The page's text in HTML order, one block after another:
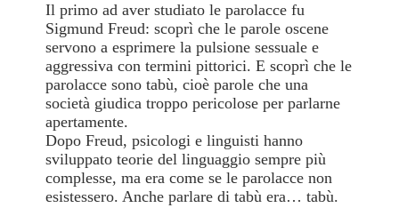
Il primo ad aver studiato le parolacce fu
Sigmund Freud: scoprì che le parole oscene
servono a esprimere la pulsione sessuale e
aggressiva con termini pittorici. E scoprì che le
parolacce sono tabù, cioè parole che una
società giudica troppo pericolose per parlarne
apertamente.
Dopo Freud, psicologi e linguisti hanno
sviluppato teorie del linguaggio sempre più
complesse, ma era come se le parolacce non
esistessero. Anche parlare di tabù era… tabù.